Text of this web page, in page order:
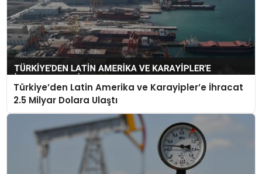
Türkiye’den Latin Amerika ve Karayipler’e İhracat
2.5 Milyar Dolara Ulaştı